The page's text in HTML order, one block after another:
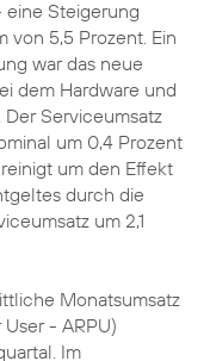
eine Steigerung
von 5,5 Prozent. Ein
war das neue
dem Hardware und
Serviceumsatz
um 0,4 Prozent
um den Effekt
durch die
um 2,1
Monatsumsatz
- ARPU)
Im